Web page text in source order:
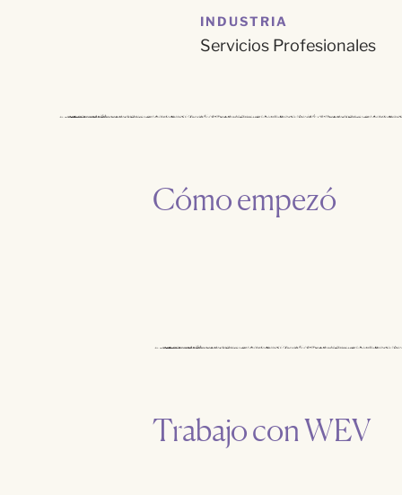
INDUSTRIA
Servicios Profesionales
Cómo empezó
Trabajo con WEV